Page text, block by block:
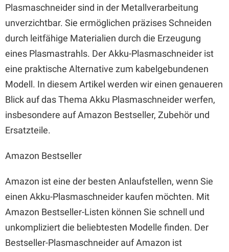
Plasmaschneider sind in der Metallverarbeitung
unverzichtbar. Sie ermöglichen präzises Schneiden
durch leitfähige Materialien durch die Erzeugung
eines Plasmastrahls. Der Akku-Plasmaschneider ist
eine praktische Alternative zum kabelgebundenen
Modell. In diesem Artikel werden wir einen genaueren
Blick auf das Thema Akku Plasmaschneider werfen,
insbesondere auf Amazon Bestseller, Zubehör und
Ersatzteile.
Amazon Bestseller
Amazon ist eine der besten Anlaufstellen, wenn Sie
einen Akku-Plasmaschneider kaufen möchten. Mit
Amazon Bestseller-Listen können Sie schnell und
unkompliziert die beliebtesten Modelle finden. Der
Bestseller-Plasmaschneider auf Amazon ist